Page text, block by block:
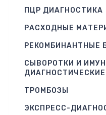
ПЦР ДИАГНОСТИКА
РАСХОДНЫЕ
РЕКОМБИНАНТНЫЕ
СЫВОРОТКИ И
ДИАГНОСТИЧЕСКИЕ
ТРОМБОЗЫ
ЭКСПРЕСС-